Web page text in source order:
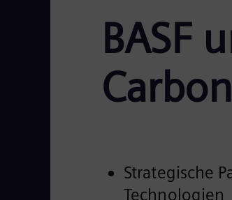
BASF
Strategische
Technologien